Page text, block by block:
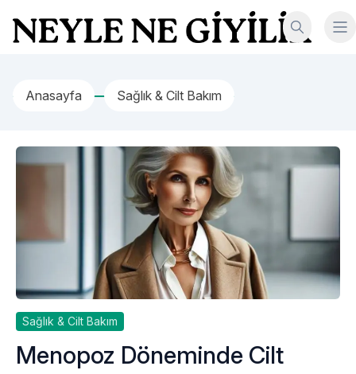
Neyle Ne Giyilir
Anasayfa Sağlık & Cilt Bakım
Sağlık & Cilt Bakım
Menopoz Döneminde Cilt